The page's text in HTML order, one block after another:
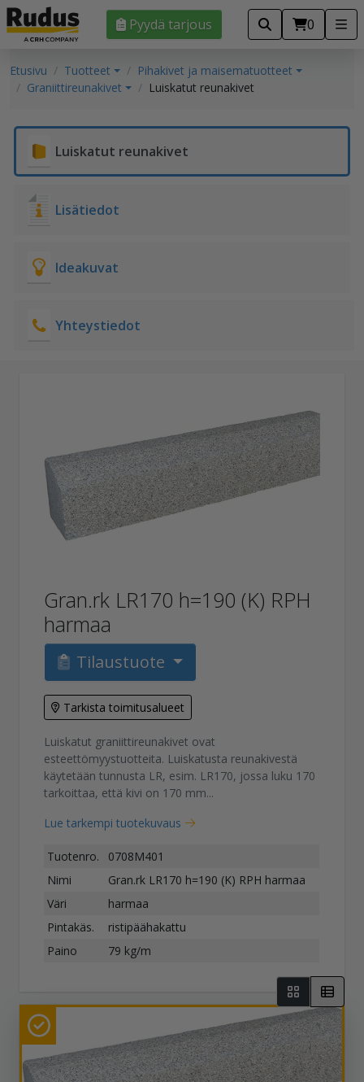
Pyydä tarjous 0
Etusivu Tuotteet
Pihakivet ja maisematuotteet
Graniittireunakivet
Luiskatut reunakivet
Luiskatut reunakivet
Lisätiedot
Ideakuvat
Yhteystiedot
Gran.rk LR170 h=190 (K) RPH
harmaa
Tilaustuote
Tarkista toimitusalueet
Luiskatut graniittireunakivet ovat
esteettömyystuotteita. Luiskatusta reunakivestä
käytetään tunnusta LR, esim. LR170, jossa luku 170
tarkoittaa, että kivi on 170 mm...
Lue tarkempi tuotekuvaus
Tuotenro.
0708M401
Nimi
Gran.rk LR170 h=190 (K) RPH harmaa
Väri
harmaa
Pintakäs.
ristipäähakattu
Paino
79 kg/m